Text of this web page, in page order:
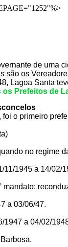
de uma
são os
Lagoa Santa
os Prefeitos de
o primeiro
no regime
11/1945 a 14/02/
mandato:
a 03/06/47.
1947 a 04/02/